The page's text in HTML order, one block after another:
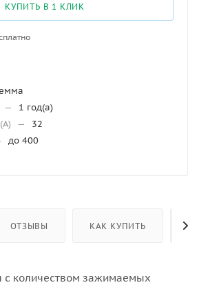
КУПИТЬ В 1 КЛИК
—
1 год(а)
—
32
до 400
ОТЗЫВЫ КАК КУПИТЬ
количеством зажимаемых